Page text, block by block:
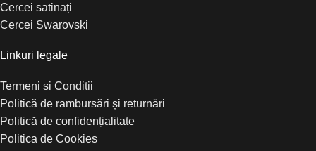
Cercei satinați
Cercei Swarovski
Linkuri legale
Termeni si Conditii
Politică de rambursări și returnări
Politică de confidențialitate
Politica de Cookies